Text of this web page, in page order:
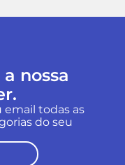
nossa
email todas as
do seu